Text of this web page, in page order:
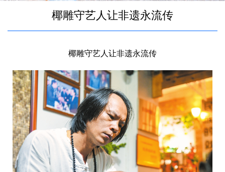
椰雕守艺人让非遗永流传
椰雕守艺人让非遗永流传